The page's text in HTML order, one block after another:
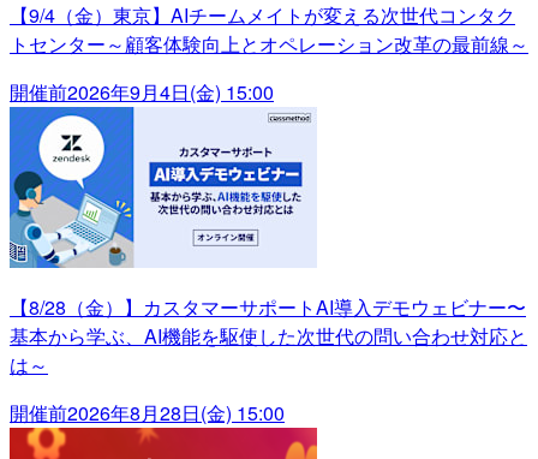
【9/4（金）東京】AIチームメイトが変える次世代コンタク
トセンター～顧客体験向上とオペレーション改革の最前線～
開催前2026年9月4日(金) 15:00
【8/28（金）】カスタマーサポートAI導入デモウェビナー〜
基本から学ぶ、AI機能を駆使した次世代の問い合わせ対応と
は～
開催前2026年8月28日(金) 15:00